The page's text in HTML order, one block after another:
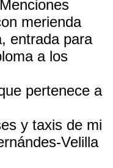
merienda
entrada para
a los
pertenece a
y taxis de mi
Velilla